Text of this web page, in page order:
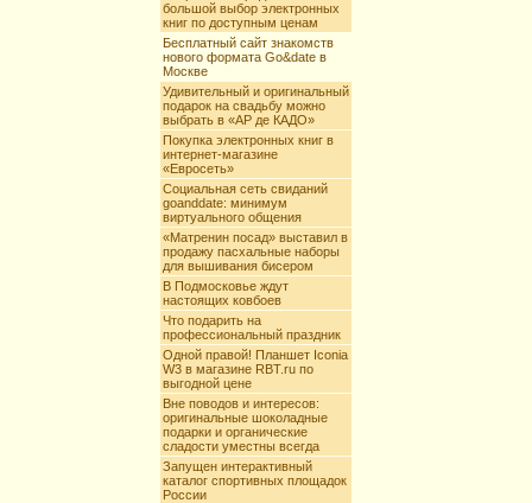
большой выбор электронных
книг по доступным ценам
Бесплатный сайт знакомств
нового формата Go&date в
Москве
Удивительный и оригинальный
подарок на свадьбу можно
выбрать в «АР де КАДО»
Покупка электронных книг в
интернет-магазине
«Евросеть»
Социальная сеть свиданий
goanddate: минимум
виртуального общения
«Матренин посад» выставил в
продажу пасхальные наборы
для вышивания бисером
В Подмосковье ждут
настоящих ковбоев
Что подарить на
профессиональный праздник
Одной правой! Планшет Iconia
W3 в магазине RBT.ru по
выгодной цене
Вне поводов и интересов:
оригинальные шоколадные
подарки и органические
сладости уместны всегда
Запущен интерактивный
каталог спортивных площадок
России